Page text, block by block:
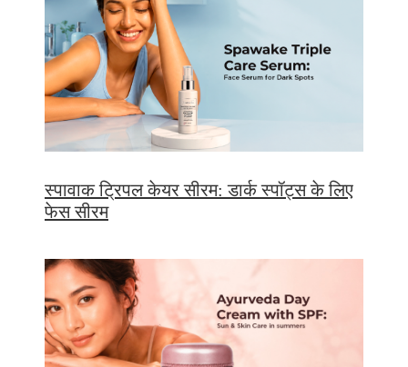
स्पावाक ट्रिपल केयर सीरम: डार्क स्पॉट्स के लिए
फेस सीरम